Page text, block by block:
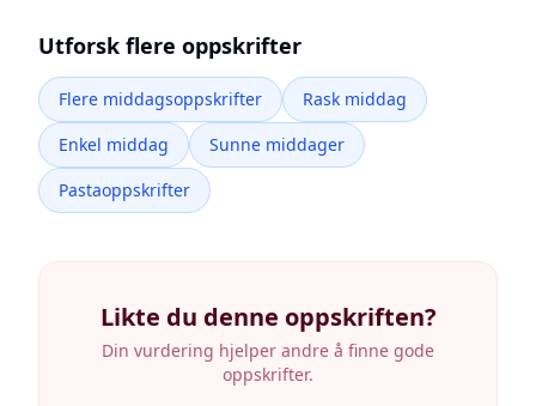
Utforsk flere oppskrifter
Flere middagsoppskrifter
Rask middag
Enkel middag
Sunne middager
Pastaoppskrifter
Likte du denne oppskriften?
Din vurdering hjelper andre å finne gode
oppskrifter.